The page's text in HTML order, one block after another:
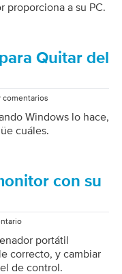
proporciona a su PC.
Quitar del
comentarios
Windows lo hace,
cuáles.
con su
portátil
correcto, y cambiar
de control.